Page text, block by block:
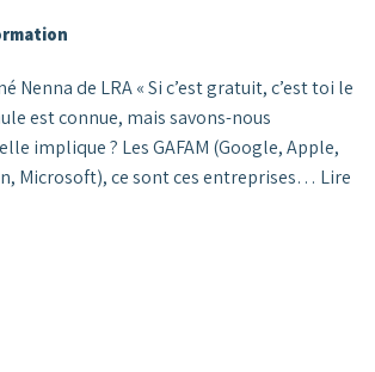
Nenna de LRA « Si c’est gratuit, c’est toi le
est connue, mais savons-nous
implique ? Les GAFAM (Google, Apple,
Microsoft), ce sont ces entreprises… Lire